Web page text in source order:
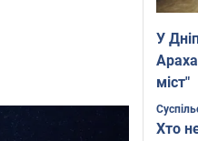
У
міст"
Хто